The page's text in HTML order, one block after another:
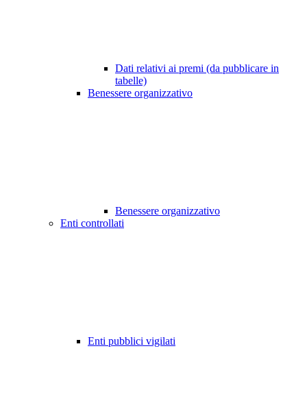
Dati relativi ai premi (da pubblicare in
tabelle)
Benessere organizzativo
Benessere organizzativo
Enti controllati
Enti pubblici vigilati